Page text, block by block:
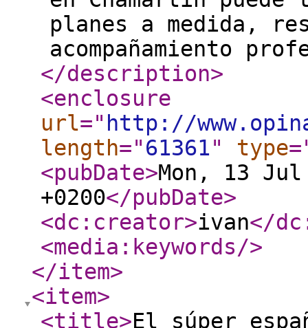
planes a medida,
acompañamiento
</description>
<enclosure
url=" http://
length="61361" type
<pubDate>Mon, 13
+0200</pubDate>
<dc:creator>ivan</
<media:keywords/>
</item>
<item>
<title>El súper